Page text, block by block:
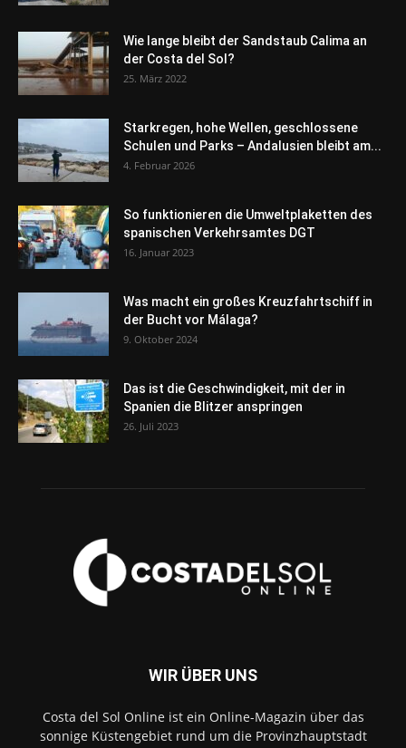
Wie lange bleibt der Sandstaub Calima an
der Costa del Sol?
25. März 2022
Starkregen, hohe Wellen, geschlossene
Schulen und Parks – Andalusien bleibt am...
4. Februar 2026
So funktionieren die Umweltplaketten des
spanischen Verkehrsamtes DGT
16. Januar 2023
Was macht ein großes Kreuzfahrtschiff in
der Bucht vor Málaga?
9. Oktober 2024
Das ist die Geschwindigkeit, mit der in
Spanien die Blitzer anspringen
26. Juli 2023
WIR ÜBER UNS
Costa del Sol Online ist ein Online-Magazin über das
sonnige Küstengebiet rund um die Provinzhauptstadt